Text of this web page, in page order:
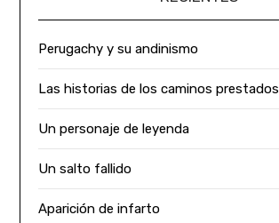
Perugachy y su andinismo
Las historias de los caminos prestados
Un personaje de leyenda
Un salto fallido
Aparición de infarto